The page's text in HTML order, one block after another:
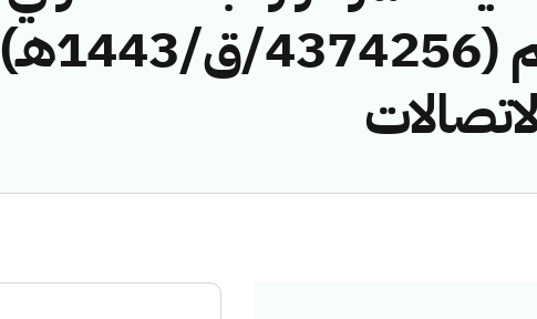
مخالفات نظام الاتصالات رقم (4374256/ق/1443هـ)